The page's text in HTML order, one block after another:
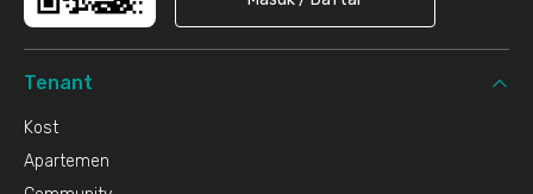
Tenant
Kost
Apartemen